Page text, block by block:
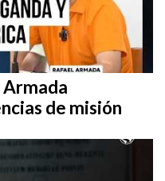
Armada
de misión